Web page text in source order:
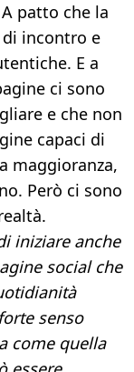
patto che la
incontro e
E a
ci sono
e che non
capaci di
maggioranza,
Però ci sono
iniziare anche
social che
senso
come quella